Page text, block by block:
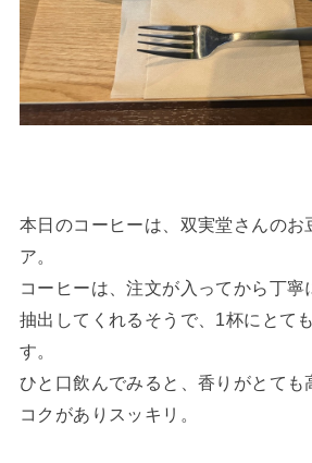
本日のコーヒーは、双実堂さんのお
ア。
コーヒーは、注文が入ってから丁
抽出してくれるそうで、1杯にとて
す。
ひと口飲んでみると、香りがとても
コクがありスッキリ。